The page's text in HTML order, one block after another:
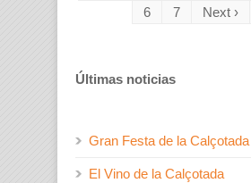
6
7 Next ›
Últimas noticias
Gran Festa de la
El Vino de la Calçotada